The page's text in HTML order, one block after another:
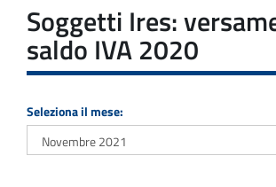
Soggetti Ires:
saldo IVA 2020
Seleziona il mese: